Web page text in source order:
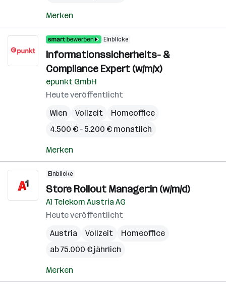
Merken
Einblicke
Informationssicherheits- &
Compliance Expert (w/m/x)
epunkt GmbH
Heute veröffentlicht
Wien
Vollzeit
Homeoffice
4.500 € – 5.200 € monatlich
Merken
Einblicke
Store Rollout Manager:in (w/m/d)
A1 Telekom Austria AG
Heute veröffentlicht
Austria
Vollzeit
Homeoffice
ab 75.000 € jährlich
Merken